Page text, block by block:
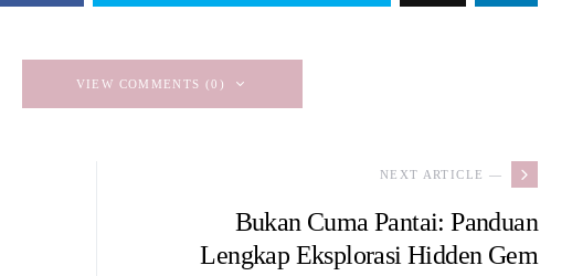
VIEW COMMENTS (0)
NEXT ARTICLE —
Bukan Cuma Pantai: Panduan
Lengkap Eksplorasi Hidden Gem